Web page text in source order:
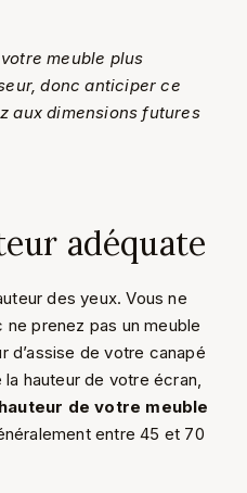
meuble plus
donc anticiper ce
aux dimensions futures
adéquate
des yeux. Vous ne
prenez pas un meuble
d’assise de votre canapé
hauteur de votre écran,
hauteur de votre meuble
entre 45 et 70